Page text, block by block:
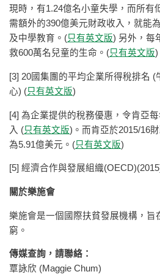
現時，有1.24億名小童失學，而所有
需額外的390億美元財政收入，就能
及中學教育。(只有英文版) 另外，每
救600萬名兒童的生命。(只有英文版)
[3] 20國集團的平均企業所得稅排名
心) (只有英文版)
[4] 為企業提供的稅務優惠，令肯亞
入 (只有英文版)。而肯亞於2015/16
為5.91億美元。(只有英文版)
[5] 經濟合作與發展組織
關於樂施會
樂施會是一個國際扶貧發展機構，旨
窮。
傳媒查詢，請聯絡：
覃詠欣 (Maggie Chum)